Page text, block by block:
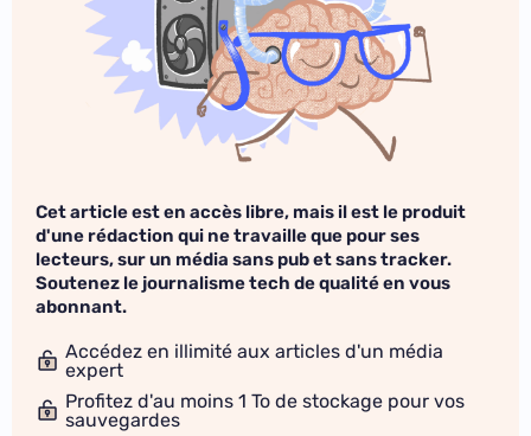
Cet article est en accès libre, mais il est le produit
d'une rédaction qui ne travaille que pour ses
lecteurs, sur un média sans pub et sans tracker.
Soutenez le journalisme tech de qualité en vous
abonnant.
Accédez en illimité aux articles d'un média
expert
Profitez d'au moins 1 To de stockage pour vos
sauvegardes